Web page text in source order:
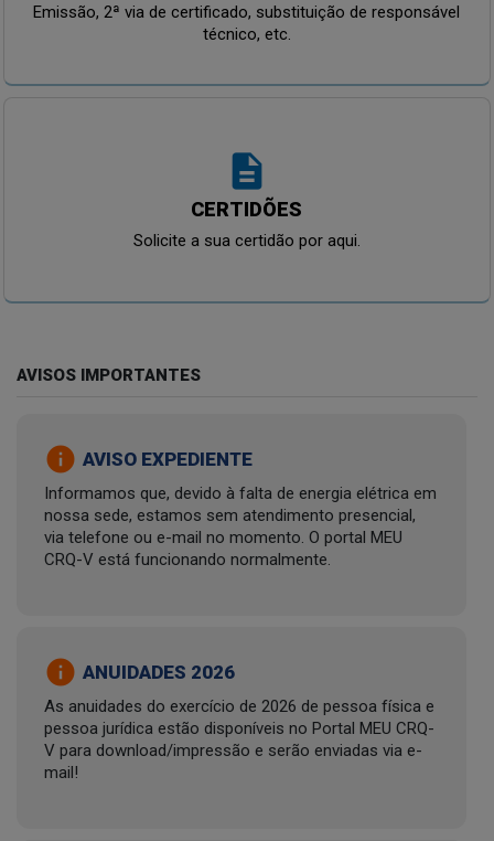
Emissão, 2ª via de certificado, substituição de responsável
técnico, etc.
description
CERTIDÕES
Solicite a sua certidão por aqui.
AVISOS IMPORTANTES
info AVISO EXPEDIENTE
Informamos que, devido à falta de energia elétrica em
nossa sede, estamos sem atendimento presencial,
via telefone ou e-mail no momento. O portal MEU
CRQ-V está funcionando normalmente.
info ANUIDADES 2026
As anuidades do exercício de 2026 de pessoa física e
pessoa jurídica estão disponíveis no Portal MEU CRQ-
V para download/impressão e serão enviadas via e-
mail!